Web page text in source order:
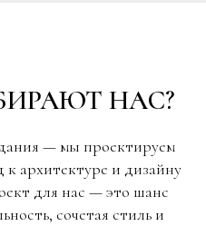
НАС?
— мы проектируем
архитектуре и дизайну
для нас — это шанс
сочетая стиль и